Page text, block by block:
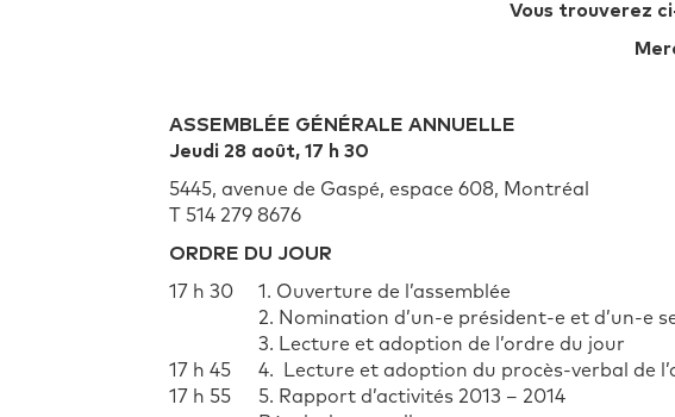
Vous trouverez
ASSEMBLÉE GÉNÉRALE ANNUELLE
Jeudi 28 août, 17 h 30
5445, avenue de Gaspé, espace 608, Montréal
T 514 279 8676
ORDRE DU JOUR
17 h 30
1. Ouverture de l’assemblée
2. Nomination d’un-e président-e et d’un-e
3. Lecture et adoption de l’ordre du jour
17 h 45
4. Lecture et adoption du procès-verbal de
17 h 55
5. Rapport d’activités 2013 – 2014